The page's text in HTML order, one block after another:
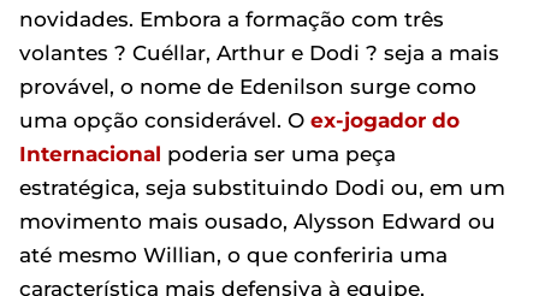
novidades. Embora a formação com três
volantes ? Cuéllar, Arthur e Dodi ? seja a mais
provável, o nome de Edenilson surge como
uma opção considerável. O ex-jogador do
Internacional poderia ser uma peça
estratégica, seja substituindo Dodi ou, em um
movimento mais ousado, Alysson Edward ou
até mesmo Willian, o que conferiria uma
característica mais defensiva à equipe,